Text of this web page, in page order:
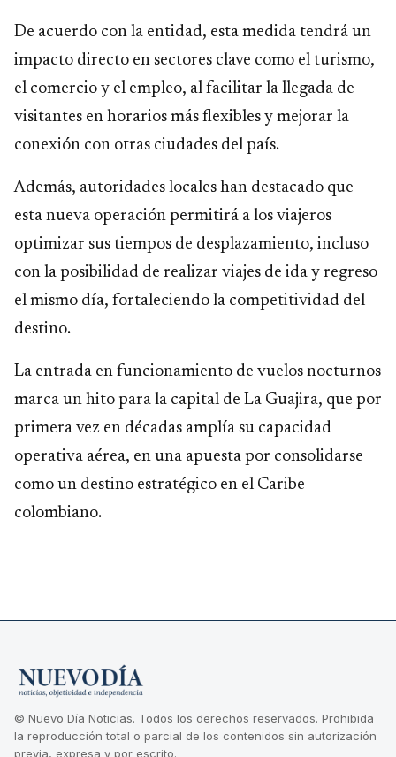
De acuerdo con la entidad, esta medida tendrá un
impacto directo en sectores clave como el turismo,
el comercio y el empleo, al facilitar la llegada de
visitantes en horarios más flexibles y mejorar la
conexión con otras ciudades del país.
Además, autoridades locales han destacado que
esta nueva operación permitirá a los viajeros
optimizar sus tiempos de desplazamiento, incluso
con la posibilidad de realizar viajes de ida y regreso
el mismo día, fortaleciendo la competitividad del
destino.
La entrada en funcionamiento de vuelos nocturnos
marca un hito para la capital de La Guajira, que por
primera vez en décadas amplía su capacidad
operativa aérea, en una apuesta por consolidarse
como un destino estratégico en el Caribe
colombiano.
© Nuevo Día Noticias. Todos los derechos reservados. Prohibida
la reproducción total o parcial de los contenidos sin autorización
previa, expresa y por escrito.